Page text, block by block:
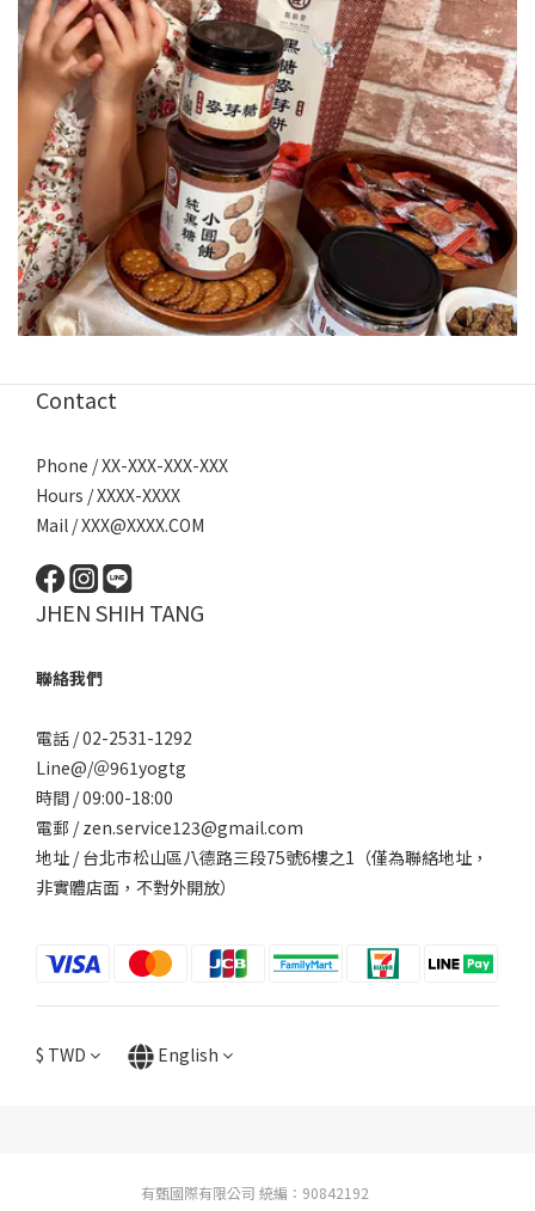
Contact
Phone / XX-XXX-XXX-XXX
Hours / XXXX-XXXX
Mail / XXX@XXXX.COM
JHEN SHIH TANG
聯絡我們
電話 / 02-2531-1292
Line@/＠961yogtg
時間 / 09:00-18:00
電郵 / zen.service123@gmail.com
地址 / 台北巿松山區八德路三段75號6樓之1（僅為聯絡地址，
非實體店面，不對外開放）
$ TWD English
有甄國際有限公司 統編：90842192